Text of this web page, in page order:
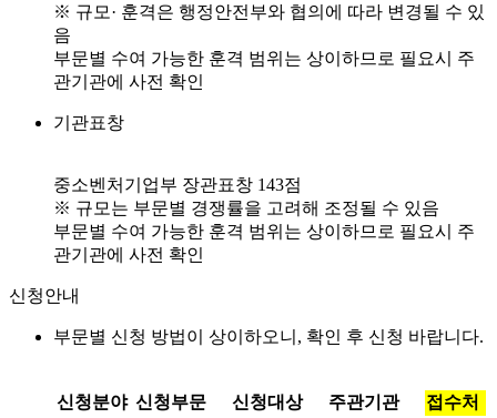
※ 규모· 훈격은 행정안전부와 협의에 따라 변경될 수 있
음
부문별 수여 가능한 훈격 범위는 상이하므로 필요시 주
관기관에 사전 확인
기관표창
중소벤처기업부 장관표창 143점
※ 규모는 부문별 경쟁률을 고려해 조정될 수 있음
부문별 수여 가능한 훈격 범위는 상이하므로 필요시 주
관기관에 사전 확인
신청안내
부문별 신청 방법이 상이하오니, 확인 후 신청 바랍니다.
신청분야 신청부문 신청대상 주관기관 접수처